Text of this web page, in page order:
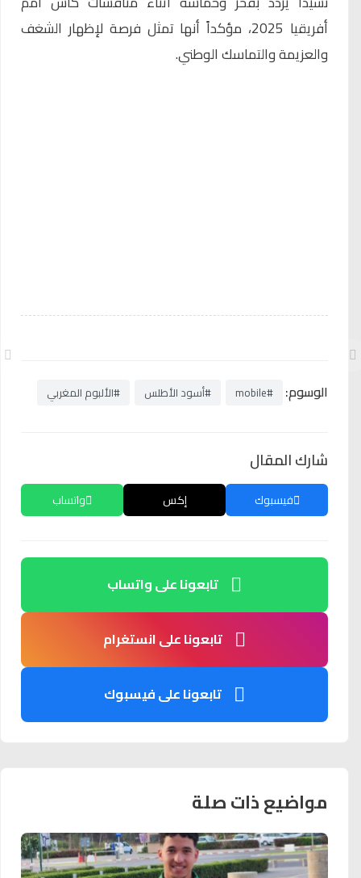
أفريقيا 2025، مؤكداً أنها تمثل فرصة لإظهار الشغف
والعزيمة والتماسك الوطني.
الوسوم: #mobile #أسود الأطلس #الألبوم المغربي
شارك المقال
فيسبوك إكس واتساب
تابعونا على واتساب
تابعونا على انستغرام
تابعونا على فيسبوك
مواضيع ذات صلة